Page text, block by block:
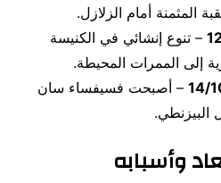
المثمنة أمام الزلازل.
– تنوع إنشائي في الكنيسة
إلى الممرات المحيطة.
– أصبحت فسيفساء سان
البيزنطي.
وأسبابه